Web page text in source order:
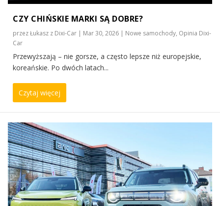
BAIC CHIŃSKIE AUTO. CZYLI JAKIE?
BAIC – Z JAKIEGO KRAJU?
CZY CHIŃSKIE MARKI SĄ DOBRE?
przezŁukasz z Dixi-Car | Mar 30, 2026 | Nowe samochody, Opinia Dixi-
Car
Przewyższają – nie gorsze, a często lepsze niż europejskie,
koreańskie. Po dwóch latach...
Czytaj więcej